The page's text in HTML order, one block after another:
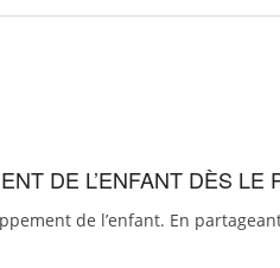
DE L’ENFANT DÈS LE
de l’enfant. En